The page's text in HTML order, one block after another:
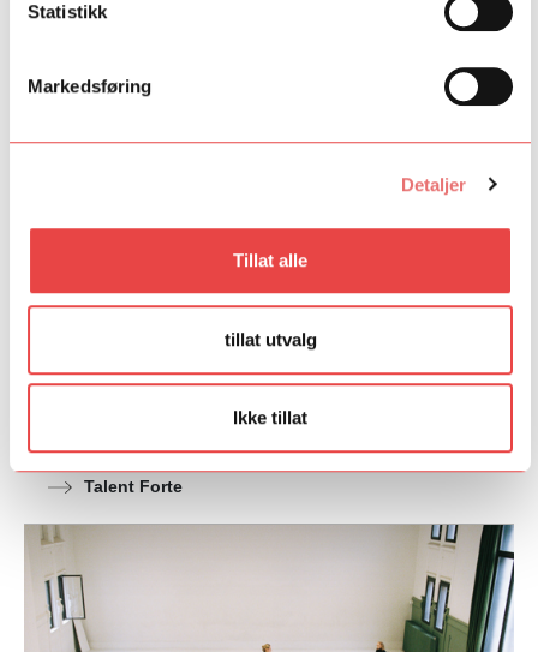
Statistikk
Markedsføring
Detaljer
Tillat alle
tillat utvalg
Ikke tillat
innen barn og unge-feltet. FORTE gir tre deltakere
mulighet til å utvikle et ferdig kunstnerisk verk for barn og
Talent Forte